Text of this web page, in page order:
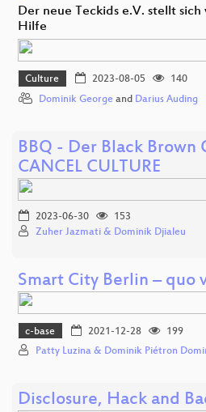
Der neue Teckids e.V. stellt
Hilfe
Culture 2023-08-05
140
Dominik George and Darius Auding
BBQ - Der Black Brown
CANCEL CULTURE
2023-06-30
153
Zuher Jazmati & Dominik Djialeu
Smart City Berlin – quo
c-base 2021-12-28
199
Patty Luzina & Dominik Piétron
Disclosure, Hack and